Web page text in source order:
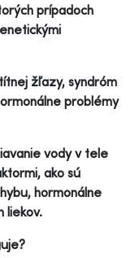
prípadoch
žľazy, syndróm
problémy
vody v tele
ako sú
hormonálne
liekov.